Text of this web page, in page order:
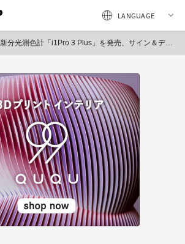
新分光測色計「i1Pro 3 Plus」を発売、サイン＆ディスプレイ業界に最適なカラーマネージメントを実現（エックスライト社）